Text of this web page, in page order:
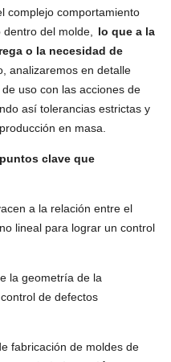
complejo comportamiento
del molde,
lo que a la
o la necesidad de
analizaremos en detalle
uso con las acciones de
así tolerancias estrictas y
en masa.
clave que
a la relación entre el
lineal para lograr un control
la geometría de la
de defectos
fabricación de moldes de